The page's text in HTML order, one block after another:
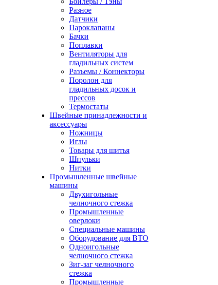
Разное
Датчики
Пароклапаны
Бачки
Поплавки
Вентиляторы для
гладильных систем
Разъемы / Коннекторы
Поролон для
гладильных досок и
прессов
Термостаты
Швейные принадлежности и
аксессуары
Ножницы
Иглы
Товары для шитья
Шпульки
Нитки
Промышленные швейные
машины
Двухигольные
челночного стежка
Промышленные
оверлоки
Специальные машины
Оборудование для ВТО
Одноигольные
челночного стежка
Зиг-заг челночного
стежка
Промышленные